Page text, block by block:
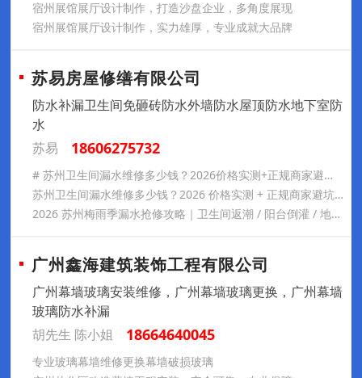
宿州展馆展厅设计制作，打造沙盘企业，多角度展现
宿州展馆展厅设计制作，实力雄厚，专业成就大品牌
苏易房屋修缮有限公司
防水补漏卫生间免砸砖防水外墙防水屋顶防水地下室防
水
苏易
18606275732
# 苏州卫生间漏水维修多少钱？2026价格实测+正规商家避坑全指南
苏州卫生间漏水维修多少钱？2026 价格实测 + 正规商家避坑全指南
2026 苏州梅雨季漏水抢修攻略｜卫生间返潮 / 阳台倒灌 / 地下室淌水应急方案
广州鑫海建筑装饰工程有限公司
广州幕墙玻璃安装维修，广州幕墙玻璃更换，广州幕墙
玻璃防水补漏
胡先生 陈小姐
18664640045
专业玻璃幕墙维修更换幕墙破损玻璃